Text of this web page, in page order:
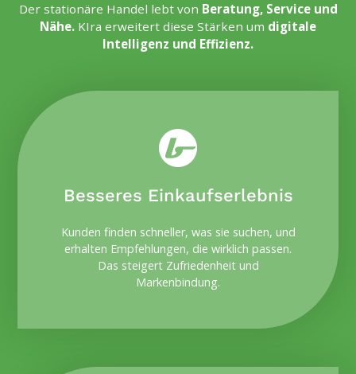
Der stationäre Handel lebt von Beratung, Service und
Nähe. KIra erweitert diese Stärken um digitale
Intelligenz und Effizienz.
Besseres Einkaufserlebnis
Kunden finden schneller, was sie suchen, und
erhalten Empfehlungen, die wirklich passen.
Das steigert Zufriedenheit und
Markenbindung.